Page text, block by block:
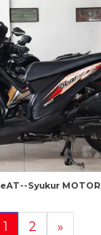
Syukur MOTOR
1 2 »